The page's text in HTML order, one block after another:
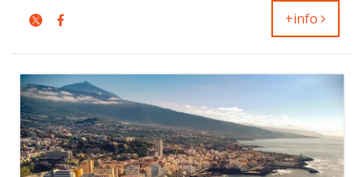
+info